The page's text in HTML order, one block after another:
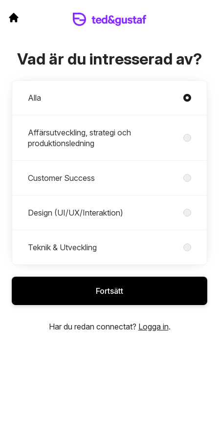
Vad är du intresserad av?
Alla
Affärsutveckling, strategi och
produktionsledning
Customer Success
Design (UI/UX/Interaktion)
Teknik & Utveckling
Fortsätt
Har du redan connectat? Logga in.